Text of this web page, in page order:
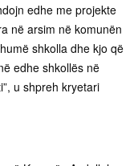
edhe me projekte
në arsim në komunën
shkolla dhe kjo që
edhe shkollës në
u shpreh kryetari